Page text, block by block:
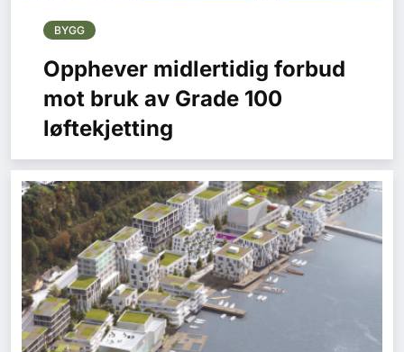
BYGG
Opphever midlertidig forbud
mot bruk av Grade 100
løftekjetting